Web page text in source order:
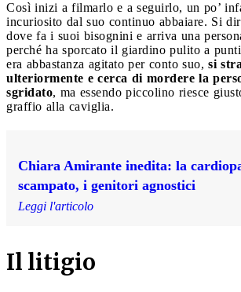
Così inizi a filmarlo e a seguirlo, un po’
incuriosito dal suo continuo abbaiare. Si
dove fa i suoi bisognini e arriva una
perché ha sporcato il giardino pulito a
era abbastanza agitato per conto suo, si
ulteriormente e cerca di mordere la
sgridato, ma essendo piccolino riesce
graffio alla caviglia.
Chiara Amirante inedita: la
scampato, i genitori agnostici
Leggi l'articolo
Il litigio